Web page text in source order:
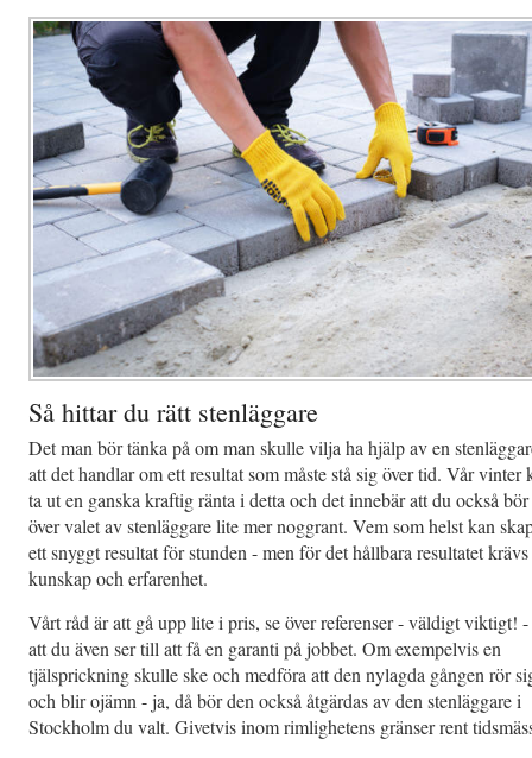
Så hittar du rätt stenläggare
Det man bör tänka på om man skulle vilja ha hjälp av en
att det handlar om ett resultat som måste stå sig över tid. Vår vinter
ta ut en ganska kraftig ränta i detta och det innebär att du också bör
över valet av stenläggare lite mer noggrant. Vem som helst kan
ett snyggt resultat för stunden - men för det hållbara resultatet krävs
kunskap och erfarenhet.
Vårt råd är att gå upp lite i pris, se över referenser - väldigt viktigt!
att du även ser till att få en garanti på jobbet. Om exempelvis en
tjälsprickning skulle ske och medföra att den nylagda gången rör
och blir ojämn - ja, då bör den också åtgärdas av den stenläggare i
Stockholm du valt. Givetvis inom rimlighetens gränser rent